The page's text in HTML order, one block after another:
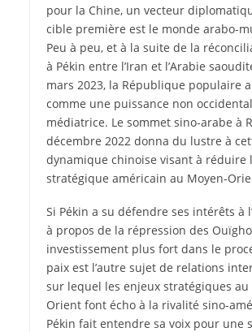
pour la Chine, un vecteur
cible première est le monde arabo-
Peu à peu, et à la suite de la
à Pékin entre l’Iran et l’Arabie
mars 2023, la République populaire
comme une puissance non
médiatrice. Le sommet sino-arabe à
décembre 2022 donna du lustre à
dynamique chinoise visant à réduire
stratégique américain au Moyen-
Si Pékin a su défendre ses intérêts à
à propos de la répression des
investissement plus fort dans le
paix est l’autre sujet de relations
sur lequel les enjeux stratégiques au
Orient font écho à la rivalité sino-
Pékin fait entendre sa voix pour une